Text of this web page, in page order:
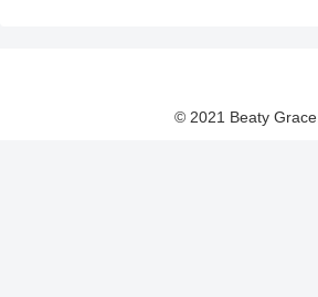
© 2021 Beaty Grace.